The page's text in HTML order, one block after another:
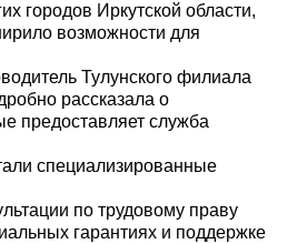
городов Иркутской области,
возможности для
Тулунского филиала
рассказала о
предоставляет служба
специализированные
по трудовому праву
гарантиях и поддержке